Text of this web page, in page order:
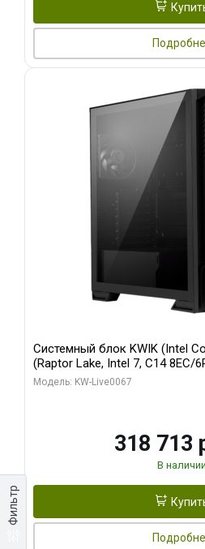
Фильтр
Системный блок KWIK (Intel
(Raptor Lake, Intel 7, C14 8EC/
RTX5080 GAMINGPRO OC 16GB
Модель: KW-Live0067
318 713
В наличии